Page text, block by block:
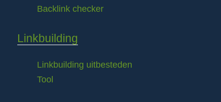
Backlink checker
Linkbuilding
Linkbuilding uitbesteden
Tool